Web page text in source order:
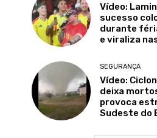
Vídeo:
sucesso
durante
e viraliza
SEGURANÇA
Vídeo:
deixa
provoca
Sudeste do